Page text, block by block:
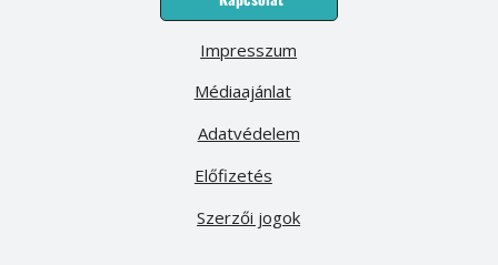
Médiaajánlat
Előfizetés
Impresszum
Adatvédelem
Szerzői jogok